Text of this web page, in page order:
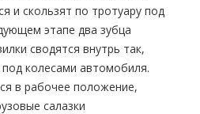
и скользят по тротуару под
этапе два зубца
сводятся внутрь так,
колесами автомобиля.
в рабочее положение,
салазки